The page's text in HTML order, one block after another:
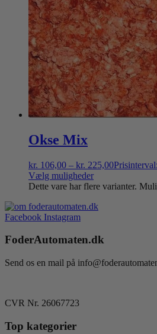
Okse Mix
kr. 106,00 – kr. 225,00
Vælg muligheder
Dette vare har flere varianter.
Facebook Instagram
FoderAutomaten.dk
Send os en mail på
CVR Nr. 26067723
Top kategorier